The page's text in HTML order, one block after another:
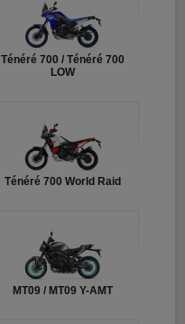
Ténéré 700 / Ténéré 700
LOW
Ténéré 700 World Raid
MT09 / MT09 Y-AMT